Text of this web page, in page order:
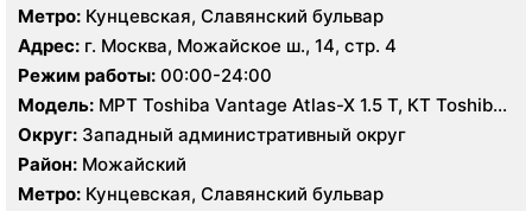
Метро: Кунцевская, Славянский бульвар
Адрес: г. Москва, Можайское ш., 14, стр. 4
Режим работы: 00:00-24:00
Модель: МРТ Toshiba Vantage Atlas-X 1.5 Т, КТ Toshiba
Aquilion 64 среза, УЗИ
Округ: Западный административный округ
Район: Можайский
Метро: Кунцевская, Славянский бульвар